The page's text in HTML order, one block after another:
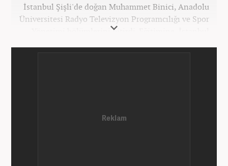
İstanbul Şişli'de doğan Muhammet Binici, Anadolu
Üniversitesi Radyo Televizyon Programcılığı ve Spor
Yönetimi bölümlerini bitirdi. Eğitimine, İstanbul
'Gündem Editörü' olarak görevine devam